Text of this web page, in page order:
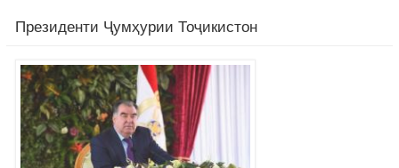
Президенти Ҷумҳурии Тоҷикистон